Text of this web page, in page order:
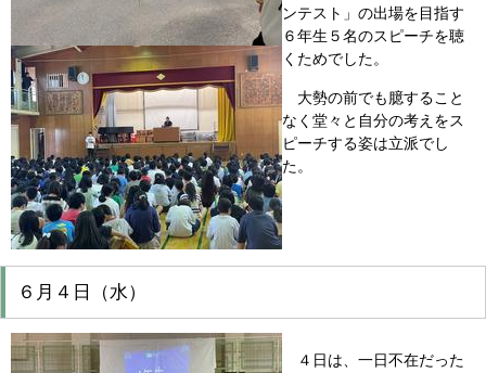
ンテスト」の出場を目指す
６年生５名のスピーチを聴
くためでした。
大勢の前でも臆すること
なく堂々と自分の考えをス
ピーチする姿は立派でし
た。
６月４日（水）
４日は、一日不在だった